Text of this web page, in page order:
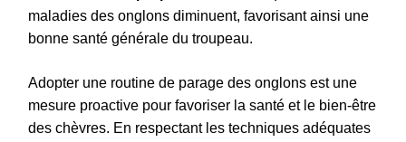
maladies des onglons diminuent, favorisant ainsi une
bonne santé générale du troupeau.
Adopter une routine de parage des onglons est une
mesure proactive pour favoriser la santé et le bien-être
des chèvres. En respectant les techniques adéquates